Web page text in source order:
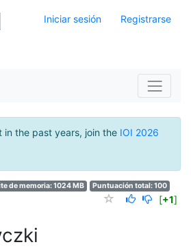
Iniciar sesión Registrarse
in the past years, join the IOI 2026
de memoria: 1024 MB Puntuación total: 100
[+1]